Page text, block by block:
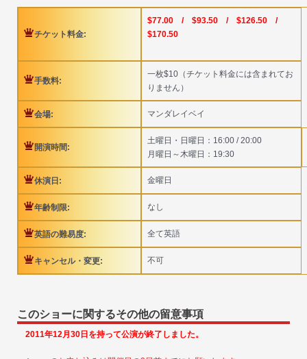
チケット料金:
$77.00 / $93.50 / $126.50 /
$170.50
手数料:
一枚$10（チケット料金には含まれてお
りません）
会場: マンダレイベイ
開演時間:
土曜日・日曜日：16:00 / 20:00
月曜日～木曜日：19:30
休演日: 金曜日
年齢制限: なし
英語の難易度: 全て英語
キャンセル・変更: 不可
このショーに関するその他の留意事項
2011年12月30日を持って公演が終了しました。